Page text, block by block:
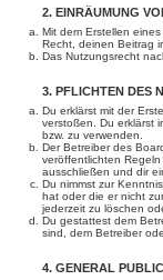
2. EINRÄUMUNG
Mit dem Erstellen
Recht, deinen Beitrag
Das Nutzungsrecht
3. PFLICHTEN DES
Du erklärst mit der
verstoßen. Du erklärst
bzw. zu verwenden.
Der Betreiber des
veröffentlichten
ausschließen und dir
Du nimmst zur
hat oder die er nicht
jederzeit zu löschen
Du gestattest dem
sind, dem Betreiber
4. GENERAL